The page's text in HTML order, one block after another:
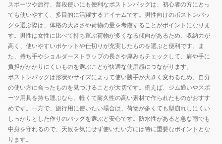
UQ7644G-
BLK/BLK
ボ
ス
ト
ン
バ
ッ
大
容
量
ブ
ラ
ッ
ク
スポーツや旅行、普段使いにも便利なボストンバッグは、初心者の方にとっ
ても使いやすく、多目的に活躍するアイテムです。男性向けのボストンバッ
グを選ぶ際は、体格の大きさや荷物の量を考慮することがポイントになりま
す。男性は女性に比べて持ち運ぶ荷物が多くなる傾向があるため、収納力が
高く、使いやすいポケットや仕切りが充実したものを選ぶと便利です。ま
た、持ち手やショルダーストラップの長さや厚みもチェックして、肩や手に
負担がかかりにくいものを選ぶことが快適な使用感につながります。
ボストンバッグは形状やサイズによって使い勝手が大きく変わるため、自分
の使い方に合ったものを見つけることが大切です。例えば、ジム通いやスポ
ーツ用具を持ち運ぶなら、軽くて耐久性の高い素材で作られたものがおすす
めです。一方で、旅行用に使いたい場合は、荷物が多くても型崩れしにくい
しっかりとした作りのバッグを選ぶと安心です。防水性があると急な雨でも
中身を守れるので、天候を気にせず使いたい方には特に重要なポイントとな
ります。